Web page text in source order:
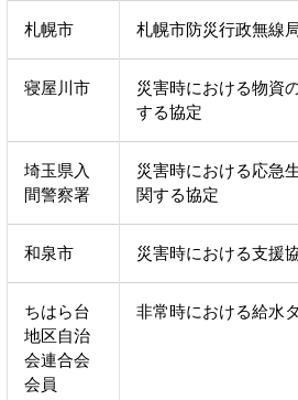
札幌市 札幌市防災行政無線
寝屋川市
災害時における物資
する協定
埼玉県入
間警察署
災害時における応急
関する協定
和泉市 災害時における支援
ちはら台
地区自治
会連合会
会員
非常時における給水